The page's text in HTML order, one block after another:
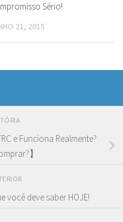
Sério!
21, 2015
e Funciona Realmente?
】
você deve saber HOJE!